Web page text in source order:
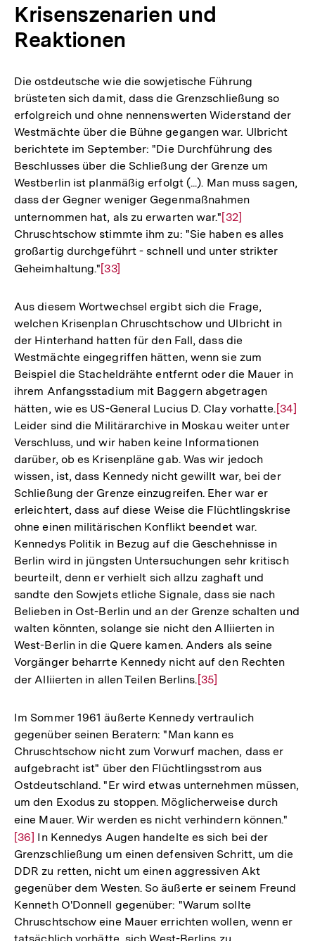
Krisenszenarien und
Reaktionen
Die ostdeutsche wie die sowjetische Führung
brüsteten sich damit, dass die Grenzschließung so
erfolgreich und ohne nennenswerten Widerstand der
Westmächte über die Bühne gegangen war. Ulbricht
berichtete im September: "Die Durchführung des
Beschlusses über die Schließung der Grenze um
Westberlin ist planmäßig erfolgt (...). Man muss sagen,
dass der Gegner weniger Gegenmaßnahmen
unternommen hat, als zu erwarten war."Zur
Auflösung
der
[32]
Chruschtschow stimmte ihm zu: "Sie haben es alles
großartig durchgeführt - schnell und unter strikter
Geheimhaltung."Zur
der
Fußnote
[33]
Aus diesem Wortwechsel ergibt sich die Frage,
welchen Krisenplan Chruschtschow und Ulbricht in
der Hinterhand hatten für den Fall, dass die
Westmächte eingegriffen hätten, wenn sie zum
Beispiel die Stacheldrähte entfernt oder die Mauer in
ihrem Anfangsstadium mit Baggern abgetragen
hätten, wie es US-General Lucius D. Clay vorhatte. Zur
[34]
Leider sind die Militärarchive in Moskau weiter unter
Verschluss, und wir haben keine Informationen
darüber, ob es Krisenpläne gab. Was wir jedoch
wissen, ist, dass Kennedy nicht gewillt war, bei der
Schließung der Grenze einzugreifen. Eher war er
erleichtert, dass auf diese Weise die Flüchtlingskrise
ohne einen militärischen Konflikt beendet war.
Kennedys Politik in Bezug auf die Geschehnisse in
Berlin wird in jüngsten Untersuchungen sehr kritisch
beurteilt, denn er verhielt sich allzu zaghaft und
sandte den Sowjets etliche Signale, dass sie nach
Belieben in Ost-Berlin und an der Grenze schalten und
walten könnten, solange sie nicht den Alliierten in
West-Berlin in die Quere kamen. Anders als seine
Vorgänger beharrte Kennedy nicht auf den Rechten
der Alliierten in allen Teilen Berlins. Zur
der
Fußnote
[35]
Im Sommer 1961 äußerte Kennedy vertraulich
gegenüber seinen Beratern: "Man kann es
Chruschtschow nicht zum Vorwurf machen, dass er
aufgebracht ist" über den Flüchtlingsstrom aus
Ostdeutschland. "Er wird etwas unternehmen müssen,
um den Exodus zu stoppen. Möglicherweise durch
eine Mauer. Wir werden es nicht verhindern können."
der
[36] In Kennedys Augen handelte es sich bei der
Grenzschließung um einen defensiven Schritt, um die
DDR zu retten, nicht um einen aggressiven Akt
gegenüber dem Westen. So äußerte er seinem Freund
Kenneth O'Donnell gegenüber: "Warum sollte
Chruschtschow eine Mauer errichten wollen, wenn er
tatsächlich vorhätte, sich West-Berlins zu
Zum